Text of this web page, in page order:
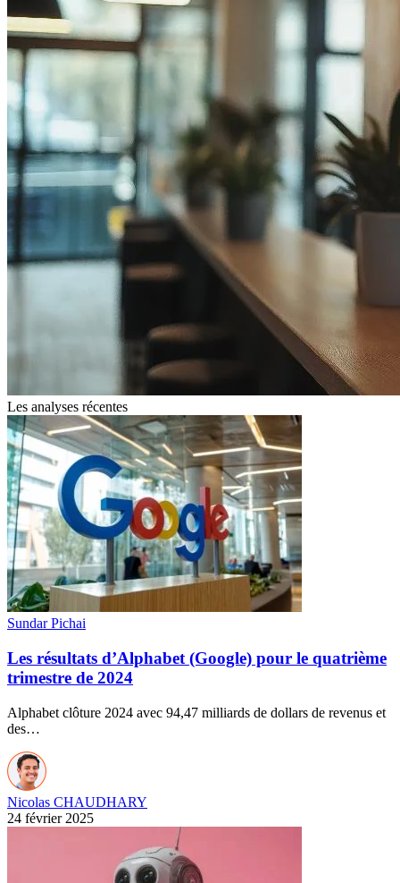
Les analyses récentes
Sundar Pichai
Les résultats d’Alphabet (Google) pour le quatrième
trimestre de 2024
Alphabet clôture 2024 avec 94,47 milliards de dollars de revenus et
des…
Nicolas CHAUDHARY
24 février 2025